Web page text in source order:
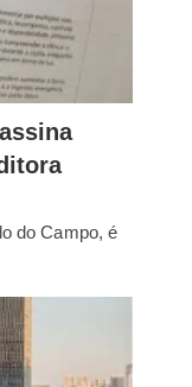
do Campo, é